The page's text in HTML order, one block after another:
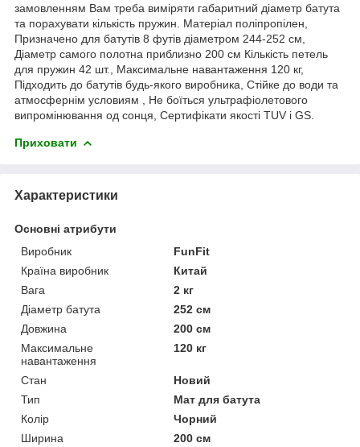
замовленням Вам треба виміряти габаритний діаметр батута
та порахувати кількість пружин. Матеріал поліпропілен,
Призначено для батутів 8 футів діаметром 244-252 см,
Діаметр самого полотна приблизно 200 см Кількість петель
для пружин 42 шт., Максимальне навантаження 120 кг,
Підходить до батутів будь-якого виробника, Стійке до води та
атмосфернім условиям , Не боїться ультрафіолетового
випромінювання од сонця, Сертифікати якості TUV і GS.
Приховати
Характеристики
Основні атрибути
Виробник
FunFit
Країна виробник
Китай
Вага
2 кг
Діаметр батута
252 см
Довжина
200 см
Максимальне
навантаження
120 кг
Стан
Новий
Тип
Мат для батута
Колір
Чорний
Ширина
200 см